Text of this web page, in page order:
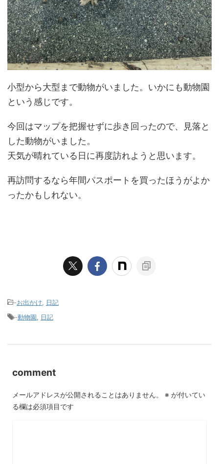
小型から大型まで動物がいました。いかにも動物園
という感じです。
今回はマップを把握せずに歩き回ったので、見落と
した動物がいました。
天気が晴れている日に再度訪れようと思います。
再訪問するなら年間パスポートを買ったほうがよか
ったかもしれない。
-お出かけ
日記
-動物園 日記
comment
メールアドレスが公開されることはありません。 ※ が付いてい
る欄は必須項目です